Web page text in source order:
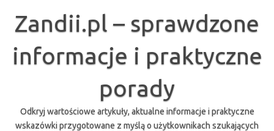
treściZandii.pl – sprawdzone
informacje i praktyczne
porady
Odkryj wartościowe artykuły, aktualne informacje i praktyczne
wskazówki przygotowane z myślą o użytkownikach szukających